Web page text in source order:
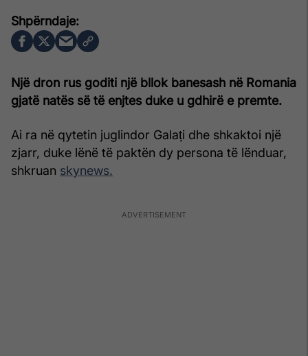
Një dron rus goditi një bllok banesash në Romania
gjatë natës së të enjtes duke u gdhirë e premte.
Ai ra në qytetin juglindor Galați dhe shkaktoi një
zjarr, duke lënë të paktën dy persona të lënduar,
shkruan skynews.